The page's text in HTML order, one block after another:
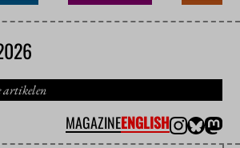
MAGAZINEENGLISH